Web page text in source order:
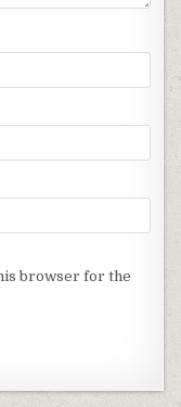
browser for the